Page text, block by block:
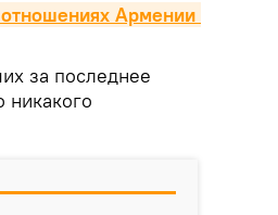
Армении
за последнее
никакого